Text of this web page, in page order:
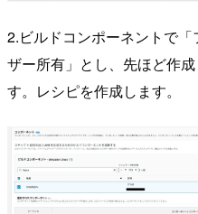
2.ビルドコンポーネントで
ザー所有」とし、先ほど作
す。レシピを作成します。